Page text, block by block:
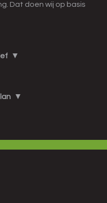
Dat doen wij op basis